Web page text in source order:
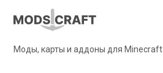
Моды, карты и аддоны для Minecraft